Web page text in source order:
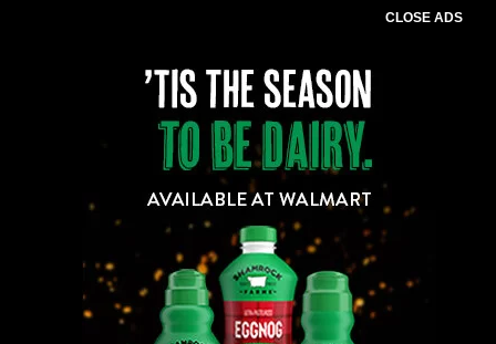
CLOSE ADS